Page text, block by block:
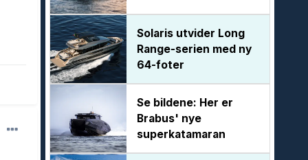
Solaris utvider Long
Range-serien med ny
64-foter
Se bildene: Her er
Brabus' nye
superkatamaran